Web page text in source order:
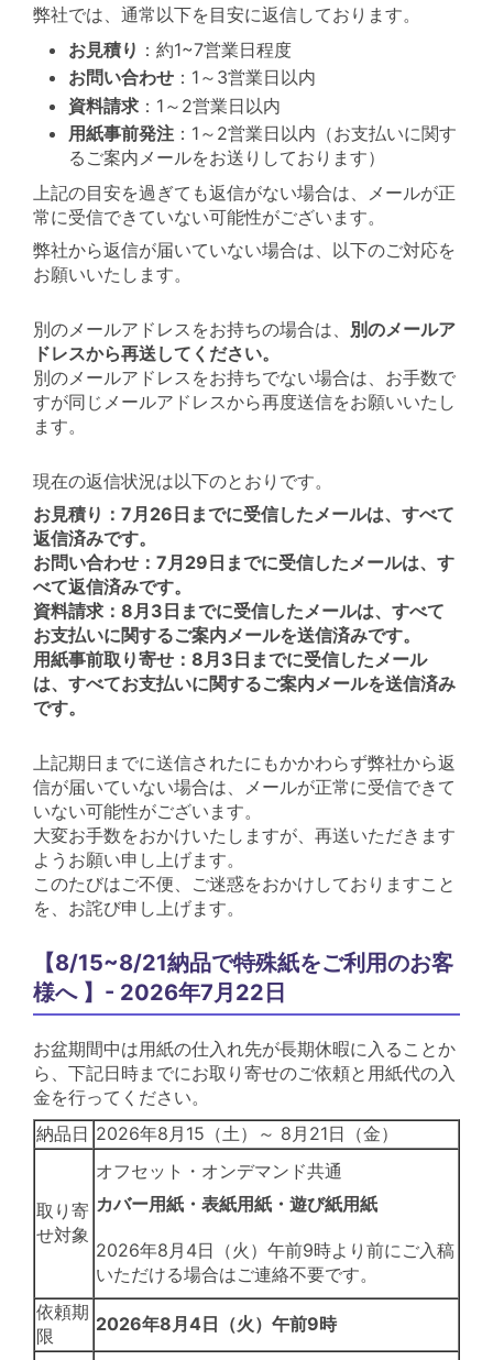
弊社では、通常以下を目安に返信しております。
お見積り ：約1~7営業日程度
お問い合わせ ：1～3営業日以内
資料請求 ：1～2営業日以内
用紙事前発注 ：1～2営業日以内（お支払いに関す
るご案内メールをお送りしております）
上記の目安を過ぎても返信がない場合は、メールが正
常に受信できていない可能性がございます。
弊社から返信が届いていない場合は、以下のご対応を
お願いいたします。
別のメールアドレスをお持ちの場合は、 別のメールア
ドレスから再送してください。
別のメールアドレスをお持ちでない場合は、お手数で
すが同じメールアドレスから再度送信をお願いいたし
ます。
現在の返信状況は以下のとおりです。
お見積り：7月26日までに受信したメールは、すべて
返信済みです。
お問い合わせ：7月29日までに受信したメールは、す
べて返信済みです。
資料請求：8月3日までに受信したメールは、すべて
お支払いに関するご案内メールを送信済みです。
用紙事前取り寄せ：8月3日までに受信したメール
は、すべてお支払いに関するご案内メールを送信済み
です。
上記期日までに送信されたにもかかわらず弊社から返
信が届いていない場合は、メールが正常に受信できて
いない可能性がございます。
大変お手数をおかけいたしますが、再送いただきます
ようお願い申し上げます。
このたびはご不便、ご迷惑をおかけしておりますこと
を、お詫び申し上げます。
【8/15~8/21納品で特殊紙をご利用のお客
様へ 】- 2026年7月22日
お盆期間中は用紙の仕入れ先が長期休暇に入ることか
ら、下記日時までにお取り寄せのご依頼と用紙代の入
金を行ってください。
納品日 2026年8月15（土）～ 8月21日（金）
取り寄
せ対象
オフセット・オンデマンド共通
カバー用紙・表紙用紙・遊び紙用紙
2026年8月4日（火）午前9時より前にご入稿
いただける場合はご連絡不要です。
依頼期
限
2026年8月4日（火）午前9時